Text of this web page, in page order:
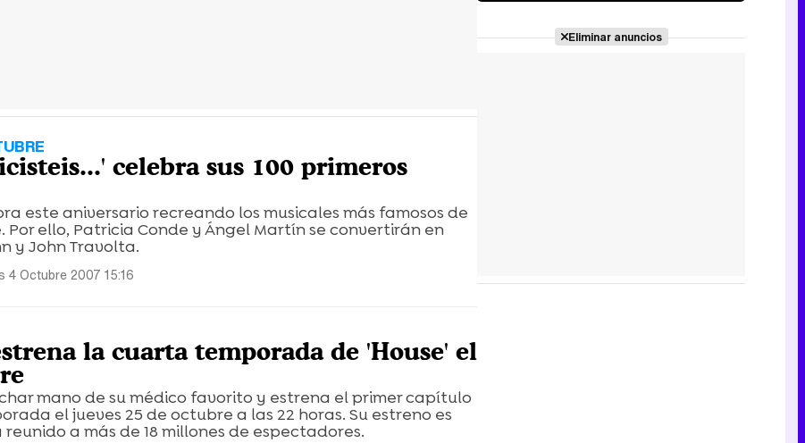
celebra sus 100 primeros
este aniversario recreando los musicales más famosos de
Por ello, Patricia Conde y Ángel Martín se convertirán en
y John Travolta.
4 Octubre 2007 15:16
la cuarta temporada de 'House' el
mano de su médico favorito y estrena el primer capítulo
el jueves 25 de octubre a las 22 horas. Su estreno es
reunido a más de 18 millones de espectadores.
Eliminar anuncios